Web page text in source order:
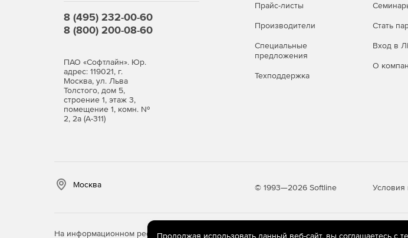
8 (495) 232-00-60
8 (800) 200-08-60
ПАО «Софтлайн». Юр.
адрес: 119021, г.
Москва, ул. Льва
Толстого, дом 5,
строение 1, этаж 3,
помещение 1, комн. №
2, 2а (А-311)
Прайс-листы
Производители
Специальные
предложения
Техподдержка
Стать
Вход в
О
Москва © 1993—2026 Softline Условия
На информационном ресурсе store.softline.ru применяютсярекомендательные технологии
Продолжая использовать данный веб-сайт, вы соглашаетесь с